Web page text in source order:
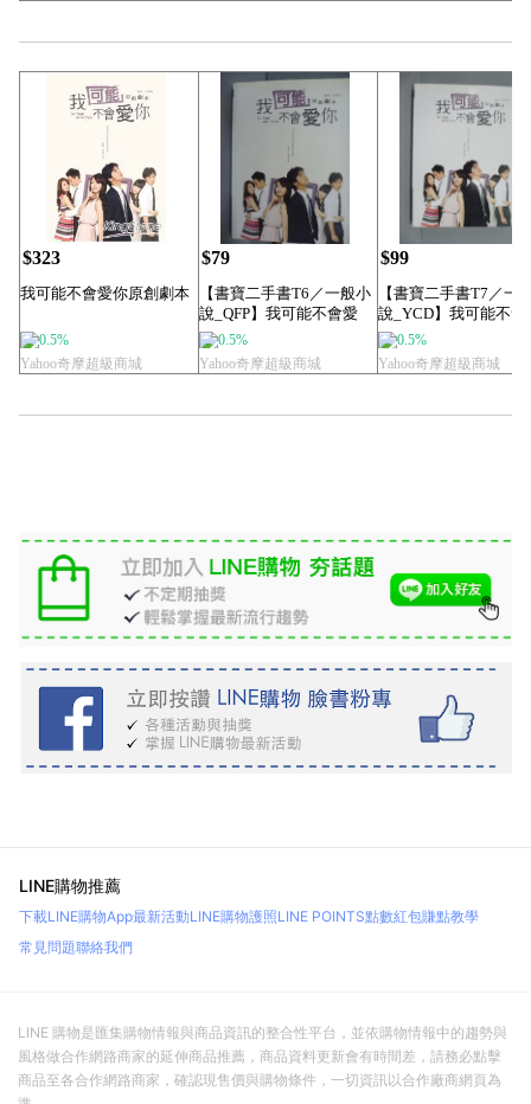
$323
我可能不會愛你原創劇本
0.5%
Yahoo奇摩超級商城
$79
【書寶二手書T6／一般小
說_QFP】我可能不會愛
你_徐譽庭
0.5%
Yahoo奇摩超級商城
$99
【書寶二手書T7／一
說_YCD】我可能不會
你_徐譽庭
0.5%
Yahoo奇摩超級商城
LINE購物推薦
下載LINE購物App最新活動LINE購物護照LINE POINTS點數紅包賺點教學
常見問題聯絡我們
LINE 購物是匯集購物情報與商品資訊的整合性平台，並依購物情報中的趨勢與
風格做合作網路商家的延伸商品推薦，商品資料更新會有時間差，請務必點擊
商品至各合作網路商家，確認現售價與購物條件，一切資訊以合作廠商網頁為